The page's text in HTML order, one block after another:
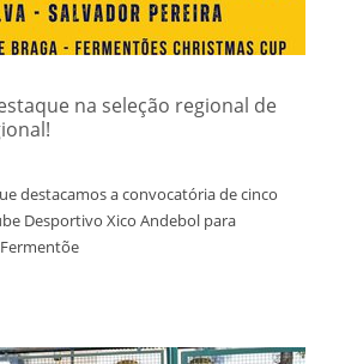
na seleção regional de
destacamos a convocatória de cinco
Desportivo Xico Andebol para